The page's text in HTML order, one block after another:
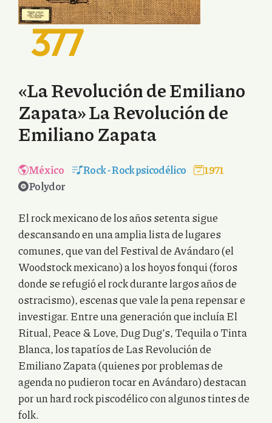
377
«La Revolución de Emiliano
Zapata» La Revolución de
Emiliano Zapata
México Rock-Rock psicodélico
1971
Polydor
El rock mexicano de los años setenta sigue
descansando en una amplia lista de lugares
comunes, que van del Festival de Avándaro (el
Woodstock mexicano) a los hoyos fonqui (foros
donde se refugió el rock durante largos años de
ostracismo), escenas que vale la pena repensar e
investigar. Entre una generación que incluía El
Ritual, Peace & Love, Dug Dug’s, Tequila o Tinta
Blanca, los tapatíos de Las Revolución de
Emiliano Zapata (quienes por problemas de
agenda no pudieron tocar en Avándaro) destacan
por un hard rock piscodélico con algunos tintes de
folk.